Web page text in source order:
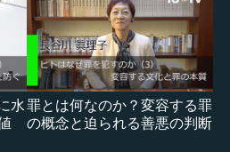
水罪とは何なのか？変容する罪
の概念と迫られる善悪の判断